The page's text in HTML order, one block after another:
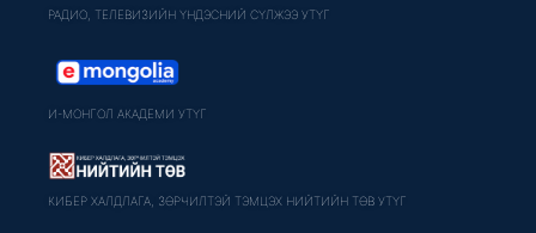
РАДИО, ТЕЛЕВИЗИЙН ҮНДЭСНИЙ СҮЛЖЭЭ УТҮГ
И-МОНГОЛ АКАДЕМИ УТҮГ
КИБЕР ХАЛДЛАГА, ЗӨРЧИЛТЭЙ ТЭМЦЭХ НИЙТИЙН ТӨВ УТҮГ